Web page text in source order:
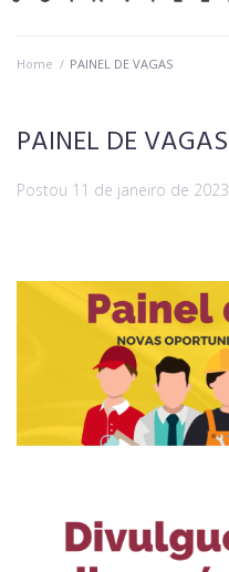
Home / PAINEL DE VAGAS
PAINEL DE VAGAS
Postou 11 de janeiro de 2023